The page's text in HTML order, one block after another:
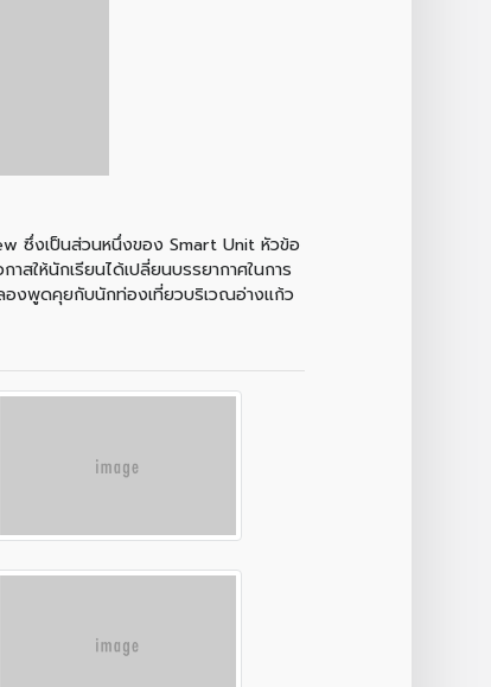
ซึ่งเป็นส่วนหนึ่งของ Smart Unit หัวข้อ
สให้นักเรียนได้เปลี่ยนบรรยากาศในการ
องพูดคุยกับนักท่องเที่ยวบริเวณอ่างแก้ว